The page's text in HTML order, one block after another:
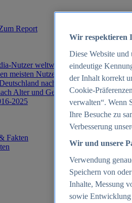
Report
Nutzer weltweit 2012-2025
meisten Nutzern weltweit 2025
nach Generationen 2025
Alter und Geschlecht in
2025
Fakten
Wir respektieren
Diese Website und
eindeutige
der Inhalt korrekt
Cookie-
verwalten“. Wenn
Ihre Besuche zu
Verbesserung
Wir und unsere
Verwendung
Speichern von
Inhalte, Messung
sowie Entwicklung